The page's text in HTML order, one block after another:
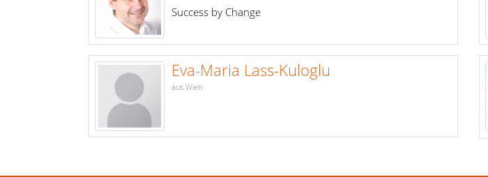
Success by Change
Eva-Maria Lass-Kuloglu
aus Wien